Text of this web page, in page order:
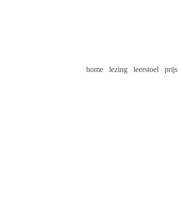
home lezing leerstoel prijs